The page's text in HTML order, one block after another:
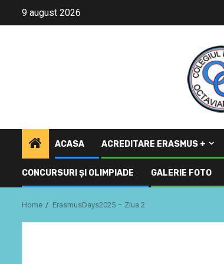
9 august 2026
ACASA ACREDITARE ERASMUS +
CONCURSURI ŞI OLIMPIADE GALERIE FOTO
Home ErasmusDays2025 – Ziua 2